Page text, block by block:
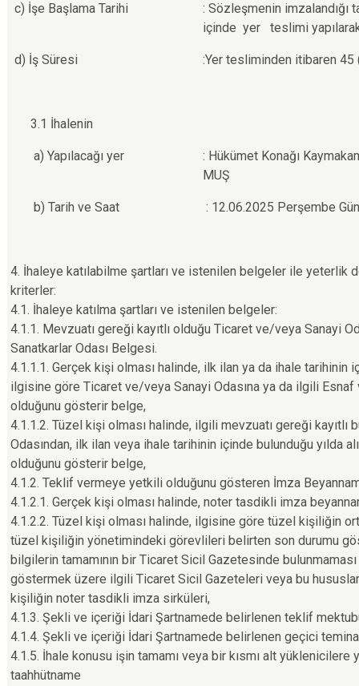
c) İşe Başlama Tarihi
: Sözleşmenin imzalandığı
içinde yer teslimi
d) İş Süresi :Yer tesliminden itibaren 45
3.1 İhalenin
a) Yapılacağı yer
: Hükümet Konağı
MUŞ
b) Tarih ve Saat : 12.06.2025 Perşembe
4. İhaleye katılabilme şartları ve istenilen belgeler ile yeterlik
kriterler:
4.1. İhaleye katılma şartları ve istenilen belgeler:
4.1.1. Mevzuatı gereği kayıtlı olduğu Ticaret ve/veya Sanayi
Sanatkarlar Odası Belgesi.
4.1.1.1. Gerçek kişi olması halinde, ilk ilan ya da ihale tarihinin
ilgisine göre Ticaret ve/veya Sanayi Odasına ya da ilgili Esnaf
olduğunu gösterir belge,
4.1.1.2. Tüzel kişi olması halinde, ilgili mevzuatı gereği
Odasından, ilk ilan veya ihale tarihinin içinde bulunduğu yılda
olduğunu gösterir belge,
4.1.2. Teklif vermeye yetkili olduğunu gösteren İmza
4.1.2.1. Gerçek kişi olması halinde, noter tasdikli imza
4.1.2.2. Tüzel kişi olması halinde, ilgisine göre tüzel kişiliğin
tüzel kişiliğin yönetimindeki görevlileri belirten son durumu
bilgilerin tamamının bir Ticaret Sicil Gazetesinde
göstermek üzere ilgili Ticaret Sicil Gazeteleri veya bu
kişiliğin noter tasdikli imza sirküleri,
4.1.3. Şekli ve içeriği İdari Şartnamede belirlenen teklif
4.1.4. Şekli ve içeriği İdari Şartnamede belirlenen geçici
4.1.5. İhale konusu işin tamamı veya bir kısmı alt yüklenicilere
taahhütname